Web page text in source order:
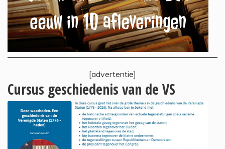
[advertentie]
Cursus geschiedenis van de VS